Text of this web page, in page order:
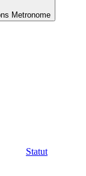
Metronome
Statut